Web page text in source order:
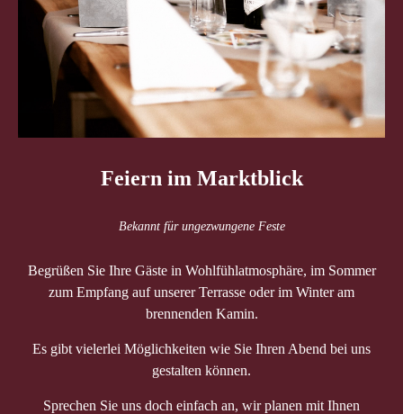
Feiern im Marktblick
Bekannt für ungezwungene Feste
Begrüßen Sie Ihre Gäste in Wohlfühlatmosphäre, im Sommer
zum Empfang auf unserer Terrasse oder im Winter am
brennenden Kamin.
Es gibt vielerlei Möglichkeiten wie Sie Ihren Abend bei uns
gestalten können.
Sprechen Sie uns doch einfach an, wir planen mit Ihnen